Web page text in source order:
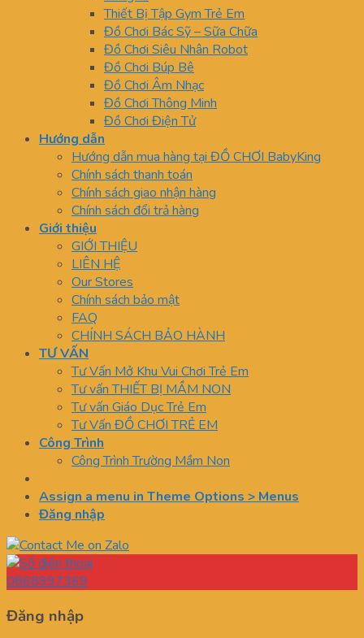
Thiết Bị Tập Gym Trẻ Em
Đồ Chơi Bác Sỹ – Sữa Chữa
Đồ Chơi Siêu Nhân Robot
Đồ Chơi Búp Bê
Đồ Chơi Âm Nhạc
Đồ Chơi Thông Minh
Đồ Chơi Điện Tử
Hướng dẫn
Hướng dẫn mua hàng tại ĐỒ CHƠI BabyKing
Chính sách thanh toán
Chính sách giao nhận hàng
Chính sách đổi trả hàng
Giới thiệu
GIỚI THIỆU
LIÊN HỆ
Our Stores
Chính sách bảo mật
FAQ
CHÍNH SÁCH BẢO HÀNH
TƯ VẤN
Tư Vấn Mở Khu Vui Chơi Trẻ Em
Tư vấn THIẾT BỊ MẦM NON
Tư vấn Giáo Dục Trẻ Em
Tư Vấn ĐỒ CHƠI TRẺ EM
Công Trình
Công Trình Trường Mầm Non
Assign a menu in Theme Options > Menus
Đăng nhập
0868997369
Đăng nhập